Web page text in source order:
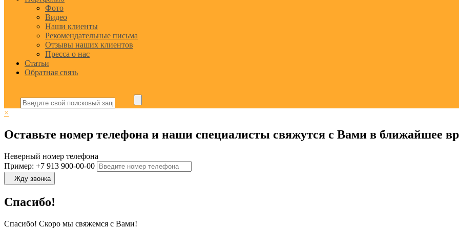
Фото
Видео
Наши клиенты
Рекомендательные письма
Отзывы наших клиентов
Пресса о нас
Статьи
Обратная связь
×
Оставьте номер телефона и наши специалисты свяжутся с Вами в ближайшее
Неверный номер телефона
Пример: +7 913 900-00-00
Жду звонка
Спасибо!
Спасибо! Скоро мы свяжемся с Вами!